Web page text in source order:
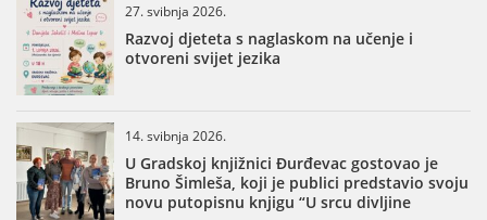
27. svibnja 2026.
Razvoj djeteta s naglaskom na učenje i
otvoreni svijet jezika
14. svibnja 2026.
U Gradskoj knjižnici Đurđevac gostovao je
Bruno Šimleša, koji je publici predstavio svoju
novu putopisnu knjigu “U srcu divljine